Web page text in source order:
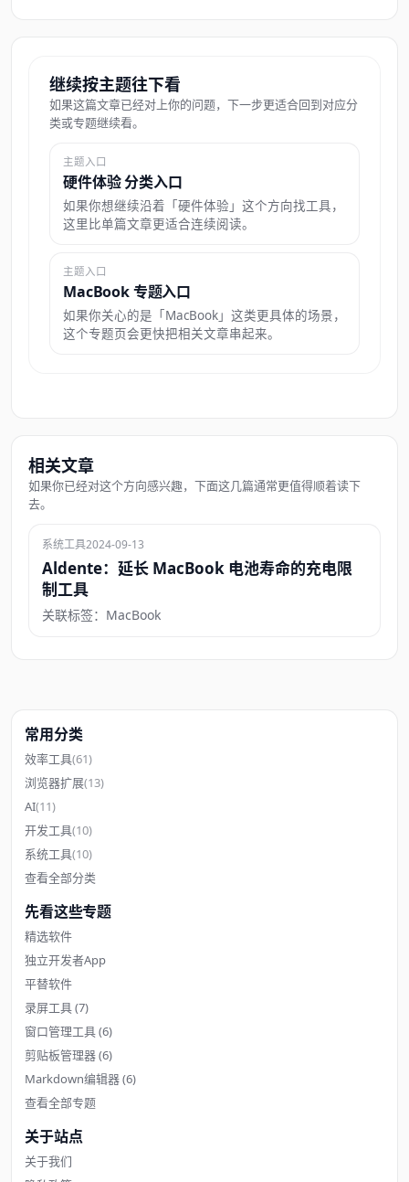
继续按主题往下看
如果这篇文章已经对上你的问题，下一步更适合回到对应分
类或专题继续看。
主题入口
硬件体验 分类入口
如果你想继续沿着「硬件体验」这个方向找工具，
这里比单篇文章更适合连续阅读。
主题入口
MacBook 专题入口
如果你关心的是「MacBook」这类更具体的场景，
这个专题页会更快把相关文章串起来。
相关文章
如果你已经对这个方向感兴趣，下面这几篇通常更值得顺着读下
去。
系统工具2024-09-13
Aldente：延长 MacBook 电池寿命的充电限
制工具
关联标签：MacBook
常用分类
效率工具(61)
浏览器扩展(13)
AI(11)
开发工具(10)
系统工具(10)
查看全部分类
先看这些专题
精选软件
独立开发者App
平替软件
录屏工具(7)
窗口管理工具(6)
剪贴板管理器(6)
Markdown编辑器(6)
查看全部专题
关于站点
关于我们